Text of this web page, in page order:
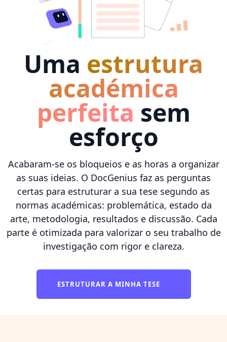
Uma estrutura
académica
perfeita sem
esforço
Acabaram-se os bloqueios e as horas a organizar
as suas ideias. O DocGenius faz as perguntas
certas para estruturar a sua tese segundo as
normas académicas: problemática, estado da
arte, metodologia, resultados e discussão. Cada
parte é otimizada para valorizar o seu trabalho de
investigação com rigor e clareza.
ESTRUTURAR A MINHA TESE